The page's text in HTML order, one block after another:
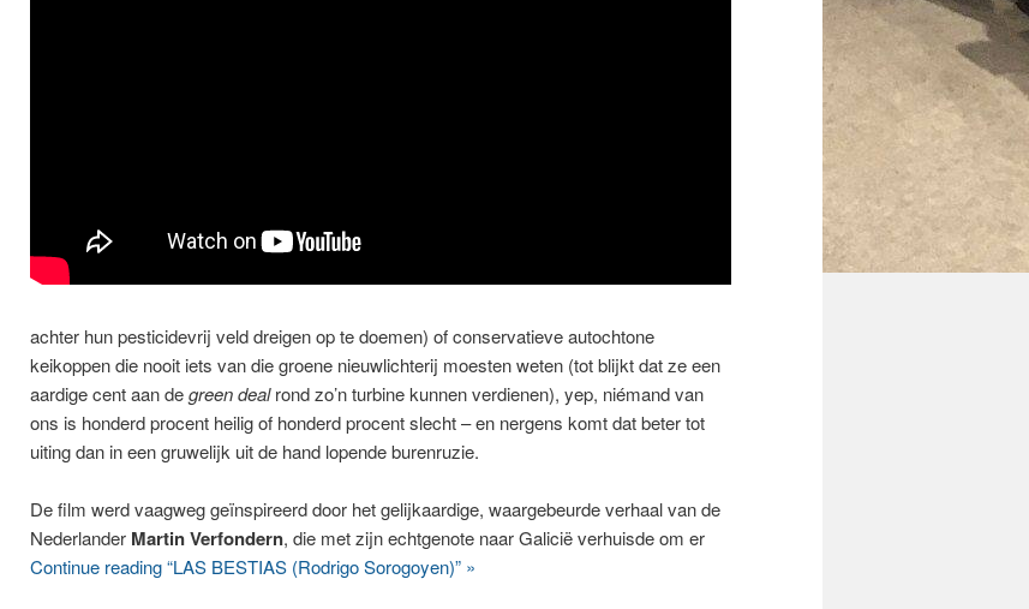
achter hun pesticidevrij veld dreigen op te doemen) of conservatieve autochtone
keikoppen die nooit iets van die groene nieuwlichterij moesten weten (tot blijkt dat ze een
aardige cent aan degreen dealrond zo’n turbine kunnen verdienen), yep, niémand van
ons is honderd procent heilig of honderd procent slecht – en nergens komt dat beter tot
uiting dan in een gruwelijk uit de hand lopende burenruzie.
De film werd vaagweg geïnspireerd door het gelijkaardige, waargebeurde verhaal van de
Nederlander Martin Verfondern, die met zijn echtgenote naar Galicië verhuisde om er
Continue reading “LAS BESTIAS (Rodrigo Sorogoyen)” »